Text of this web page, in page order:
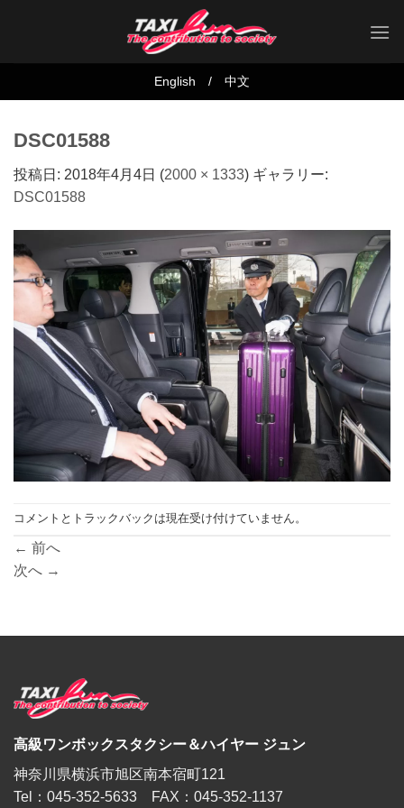
English / 中文
DSC01588
投稿日: 2018年4月4日 (2000 × 1333) ギャラリー:
DSC01588
コメントとトラックバックは現在受け付けていません。
← 前へ
次へ →
高級ワンボックスタクシー＆ハイヤー ジュン
神奈川県横浜市旭区南本宿町121
Tel：045-352-5633 FAX：045-352-1137